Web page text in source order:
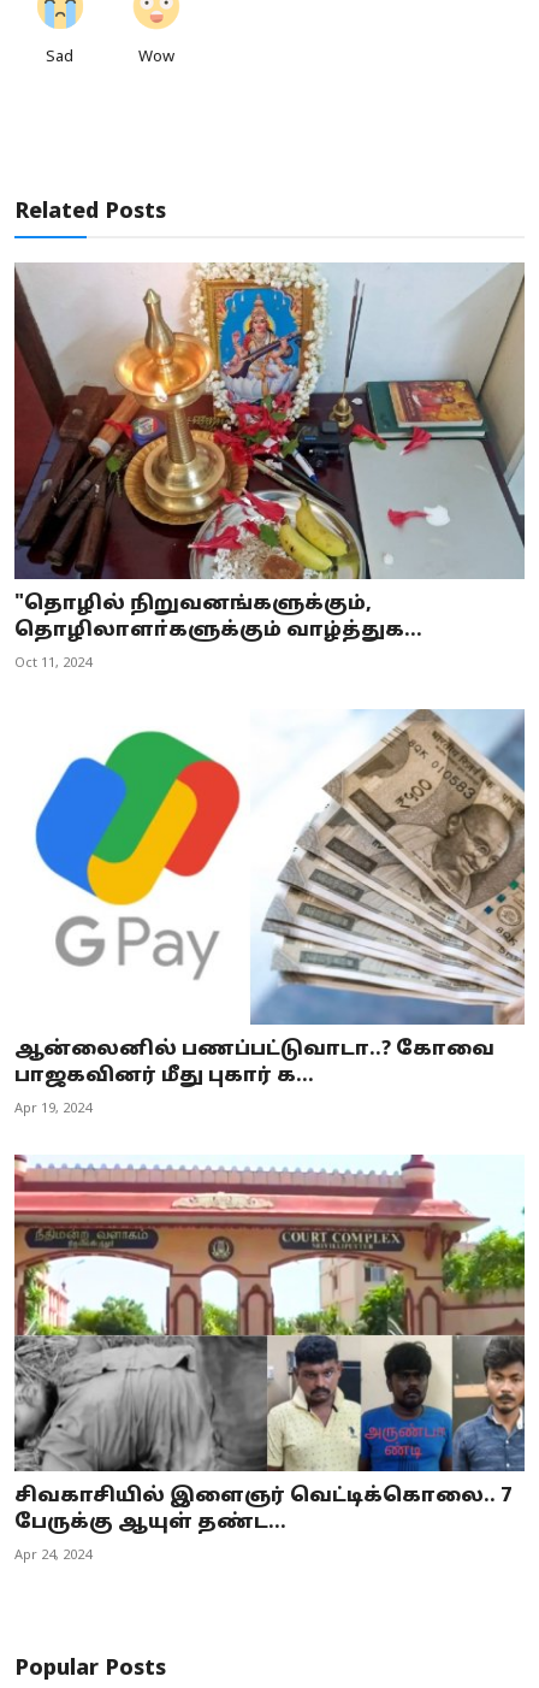
Sad Wow
Related Posts
"தொழில் நிறுவனங்களுக்கும்,
தொழிலாளா்களுக்கும் வாழ்த்துக...
Oct 11, 2024
ஆன்லைனில் பணப்பட்டுவாடா..? கோவை
பாஜகவினர் மீது புகார் க...
Apr 19, 2024
சிவகாசியில் இளைஞர் வெட்டிக்கொலை.. 7
பேருக்கு ஆயுள் தண்ட...
Apr 24, 2024
Popular Posts